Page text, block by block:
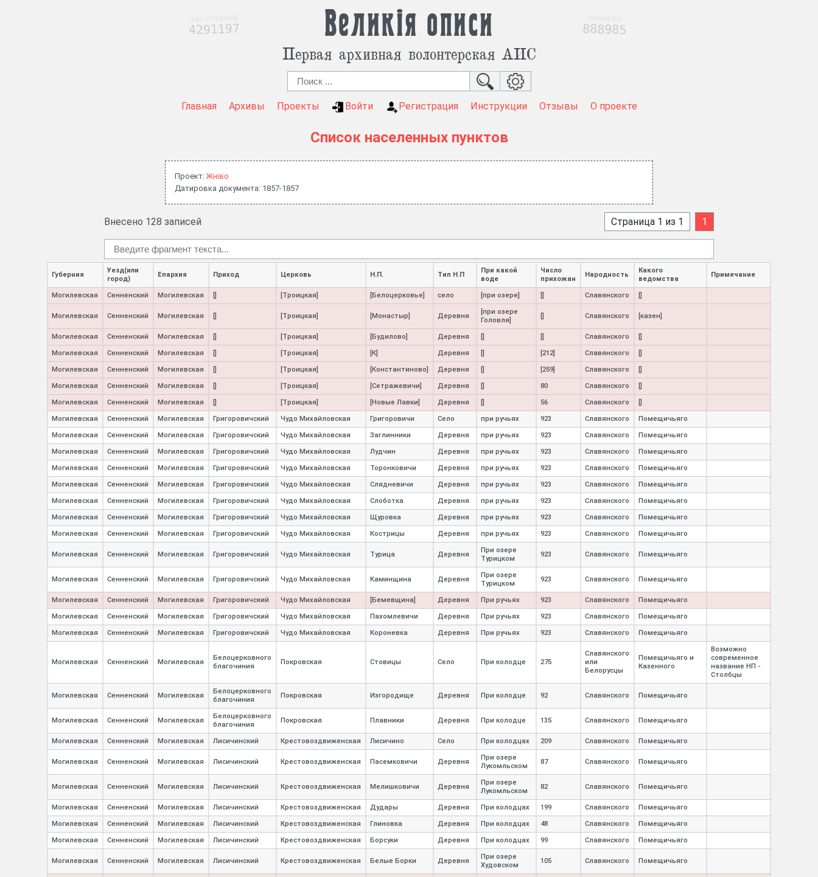
Великія описи
Первая архивная волонтерская АИС
Главная Архивы Проекты Войти Регистрация Инструкции Отзывы О проекте
Список населенных пунктов
Проект:Жнiво
Датировка документа: 1857-1857
Внесено 128 записей Страница 1 из 1 1
Губерния
Уезд(или
город)
Епархия Приход Церковь Н.П. Тип Н.П
При какой
воде
Число
прихожан
Народность
Какого
ведомства
Примечание
Могилевская Сенненский Могилевская [Троицкая] [Белоцерковье] село [при озере] Славянского
Могилевская Сенненский Могилевская [Троицкая] [Монастыр] Деревня
[при озере
Головля]
Славянского [казен]
Могилевская Сенненский Могилевская [Троицкая] [Будилово] Деревня Славянского
Могилевская Сенненский Могилевская [Троицкая] [К] Деревня [212] Славянского
Могилевская Сенненский Могилевская [Троицкая] [Константиново] Деревня [259] Славянского
Могилевская Сенненский Могилевская [Троицкая] [Сетражевичи] Деревня 80 Славянского
Могилевская Сенненский Могилевская [Троицкая] [Новые Лавки] Деревня 56 Славянского
Могилевская Сенненский Могилевская Григоровичский Чудо Михайловская Григоровичи Село при ручьях 923 Славянского Помещичьяго
Могилевская Сенненский Могилевская Григоровичский Чудо Михайловская Заглинники Деревня при ручьях 923 Славянского Помещичьяго
Могилевская Сенненский Могилевская Григоровичский Чудо Михайловская Лудчин Деревня при ручьях 923 Славянского Помещичьяго
Могилевская Сенненский Могилевская Григоровичский Чудо Михайловская Торонковичи Деревня при ручьях 923 Славянского Помещичьяго
Могилевская Сенненский Могилевская Григоровичский Чудо Михайловская Слядневичи Деревня при ручьях 923 Славянского Помещичьяго
Могилевская Сенненский Могилевская Григоровичский Чудо Михайловская Слоботка Деревня при ручьях 923 Славянского Помещичьяго
Могилевская Сенненский Могилевская Григоровичский Чудо Михайловская Щуровка Деревня при ручьях 923 Славянского Помещичьяго
Могилевская Сенненский Могилевская Григоровичский Чудо Михайловская Кострицы Деревня при ручьях 923 Славянского Помещичьяго
Могилевская Сенненский Могилевская Григоровичский Чудо Михайловская Турица Деревня
При озере
Турицком
923 Славянского Помещичьяго
Могилевская Сенненский Могилевская Григоровичский Чудо Михайловская Каминщина Деревня
При озере
Турицком
923 Славянского Помещичьяго
Могилевская Сенненский Могилевская Григоровичский Чудо Михайловская [Бемевщина] Деревня При ручьях 923 Славянского Помещичьяго
Могилевская Сенненский Могилевская Григоровичский Чудо Михайловская Пахомлевичи Деревня При ручьях 923 Славянского Помещичьяго
Могилевская Сенненский Могилевская Григоровичский Чудо Михайловская Короневка Деревня При ручьях 923 Славянского Помещичьяго
Могилевская Сенненский Могилевская
Белоцерковного
благочиния
Покровская Стовицы Село При колодце 275
Славянского
или
Белорусцы
Помещичьяго и
Казенного
Возможно
современное
название НП -
Столбцы
Могилевская Сенненский Могилевская
Белоцерковного
благочиния
Покровская Изгородище Деревня При колодце 92 Славянского Помещичьяго
Могилевская Сенненский Могилевская
Белоцерковного
благочиния
Покровская Плавники Деревня При колодце 135 Славянского Помещичьяго
Могилевская Сенненский Могилевская Лисичинский Крестовоздвиженская Лисичино Село При колодцах 209 Славянского Помещичьяго
Могилевская Сенненский Могилевская Лисичинский Крестовоздвиженская Пасемковичи Деревня
При озере
Лукомльском
87 Славянского Помещичьяго
Могилевская Сенненский Могилевская Лисичинский Крестовоздвиженская Мелишковичи Деревня
При озере
Лукомльском
82 Славянского Помещичьяго
Могилевская Сенненский Могилевская Лисичинский Крестовоздвиженская Дудары Деревня При колодцах 199 Славянского Помещичьяго
Могилевская Сенненский Могилевская Лисичинский Крестовоздвиженская Глиновка Деревня При колодцах 48 Славянского Помещичьяго
Могилевская Сенненский Могилевская Лисичинский Крестовоздвиженская Борсуки Деревня При колодцах 99 Славянского Помещичьяго
Могилевская Сенненский Могилевская Лисичинский Крестовоздвиженская Белые Борки Деревня
При озере
Худовском
105 Славянского Помещичьяго
4291197 888985